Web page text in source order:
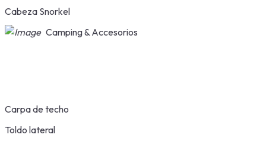
Cabeza Snorkel
Camping & Accesorios
Carpa de techo
Toldo lateral